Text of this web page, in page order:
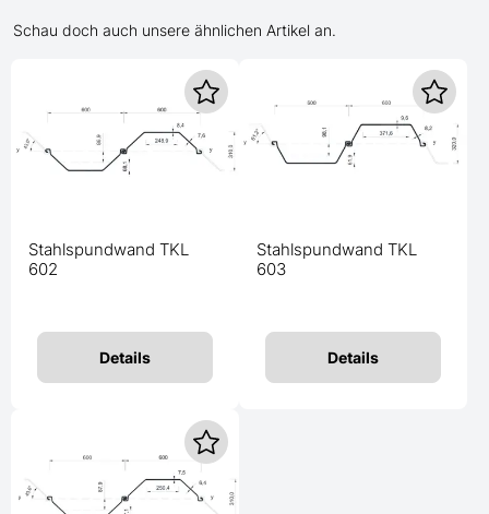
Schau doch auch unsere ähnlichen Artikel an.
Stahlspundwand TKL
602
Details
Stahlspundwand TKL
603
Details